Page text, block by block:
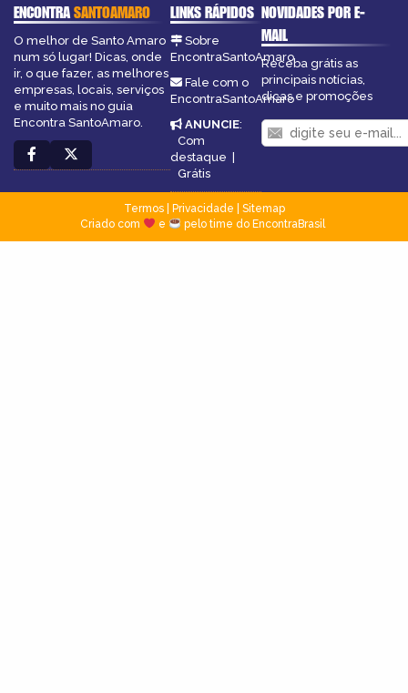
ENCONTRASANTOAMARO
O melhor de Santo Amaro
num só lugar! Dicas, onde
ir, o que fazer, as melhores
empresas, locais, serviços
e muito mais no guia
Encontra SantoAmaro.
LINKS RÁPIDOS
Sobre
EncontraSantoAmaro
Fale com o
EncontraSantoAmaro
ANUNCIE:
Com
destaque |
Grátis
NOVIDADES POR E-
MAIL
Receba grátis as
principais notícias,
dicas e promoções
Termos| Privacidade
Sitemap
Criado com
e pelo time do EncontraBrasil